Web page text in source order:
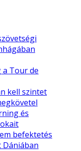
Tour de
kell szintet
és
befektetés